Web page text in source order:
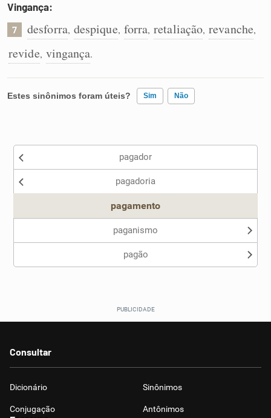
Vingança:
7 desforra, despique, forra, retaliação, revanche,
revide, vingança.
Estes sinônimos foram úteis? Sim Não
Nenhum dos sinônimos apresentados me ajudou
pagador
pagadoria
pagamento
paganismo
pagão
Consultar
Dicionário Sinônimos
Conjugação Antônimos